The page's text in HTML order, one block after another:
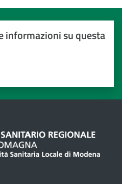
informazioni su questa
su 5
5